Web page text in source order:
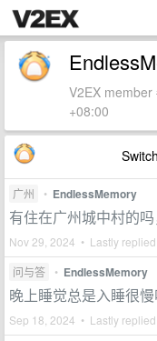
V2EX
+08:00
广州 • EndlessMemory
有住在广州城中村的
Nov 29, 2024 • Lastly
问与答 • EndlessMemory
晚上睡觉总是入睡很
Sep 18, 2024 • Lastly